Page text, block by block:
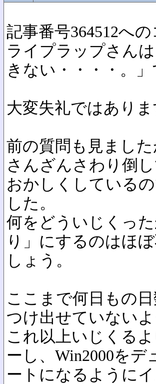
記事番号364512への
ライプラップさん
きない・・・・。
大変失礼ではありま
前の質問も見まし
さんざんさわり倒
おかしくしている
した。
何をどういじくっ
り」にするのはほ
しょう。
ここまで何日もの
つけ出せていないよ
これ以上いじくる
ーし、Win2000をデ
ートになるように